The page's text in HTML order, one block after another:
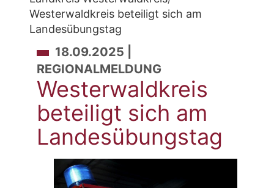
Westerwaldkreis beteiligt sich am
Landesübungstag
Westerwaldkreis
18.09.2025 |
REGIONALMELDUNG
Westerwaldkreis
beteiligt sich am
Landesübungstag